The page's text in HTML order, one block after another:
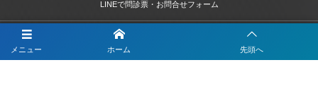
メニュー ホーム 先頭へ
LINEで問診票・お問合せフォーム
LINEを活用した採用活動